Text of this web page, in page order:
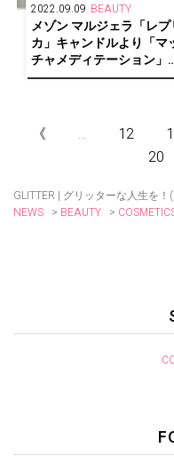
2022.09.09 BEAUTY
メゾン マルジェラ「レプ
カ」キャンドルより「マ
チャメディテーション」
「セーリング デイ」が登
《 ... 12
20
GLITTER | グリッターな人生を
NEWS > BEAUTY >